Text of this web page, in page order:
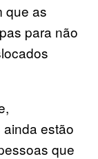
que as
para não
estão
que